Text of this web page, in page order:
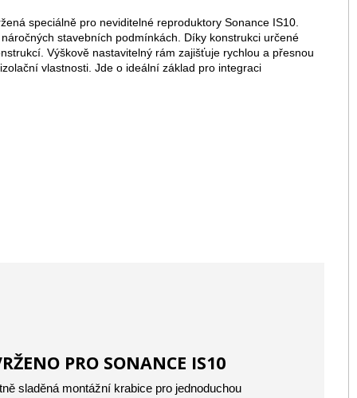
speciálně pro neviditelné reproduktory Sonance IS10.
stavebních podmínkách. Díky konstrukci určené
Výškově nastavitelný rám zajišťuje rychlou a přesnou
vlastnosti. Jde o ideální základ pro integraci
PRO SONANCE IS10
sladěná montážní krabice pro jednoduchou